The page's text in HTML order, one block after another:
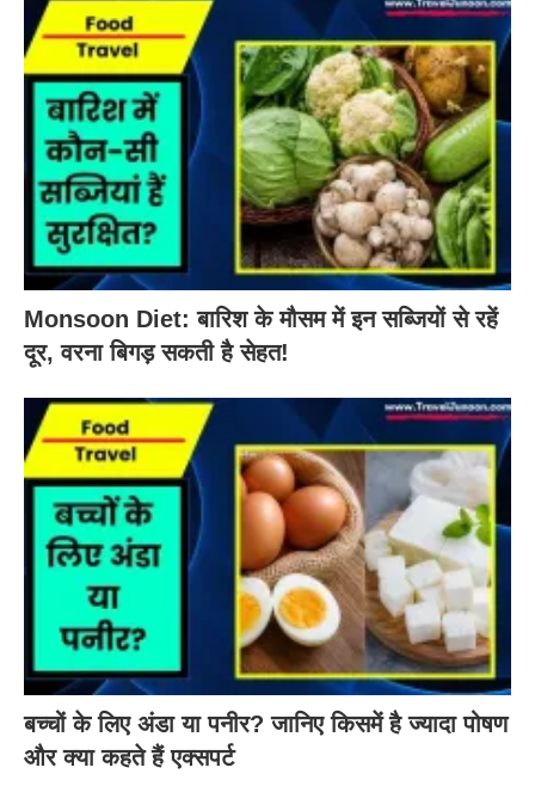
Monsoon Diet: बारिश के मौसम में इन सब्जियों से रहें
दूर, वरना बिगड़ सकती है सेहत!
बच्चों के लिए अंडा या पनीर? जानिए किसमें है ज्यादा पोषण
और क्या कहते हैं एक्सपर्ट